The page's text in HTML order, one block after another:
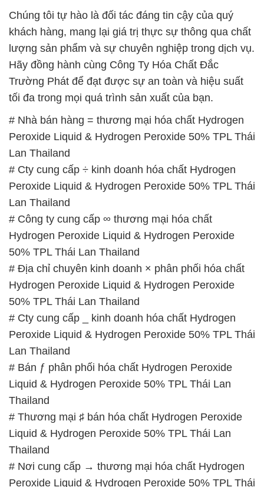
Chúng tôi tự hào là đối tác đáng tin cậy của quý
khách hàng, mang lại giá trị thực sự thông qua chất
lượng sản phẩm và sự chuyên nghiệp trong dịch vụ.
Hãy đồng hành cùng Công Ty Hóa Chất Đắc
Trường Phát để đạt được sự an toàn và hiệu suất
tối đa trong mọi quá trình sản xuất của bạn.
# Nhà bán hàng = thương mại hóa chất Hydrogen
Peroxide Liquid & Hydrogen Peroxide 50% TPL Thái
Lan Thailand
# Cty cung cấp ÷ kinh doanh hóa chất Hydrogen
Peroxide Liquid & Hydrogen Peroxide 50% TPL Thái
Lan Thailand
# Công ty cung cấp ∞ thương mại hóa chất
Hydrogen Peroxide Liquid & Hydrogen Peroxide
50% TPL Thái Lan Thailand
# Địa chỉ chuyên kinh doanh × phân phối hóa chất
Hydrogen Peroxide Liquid & Hydrogen Peroxide
50% TPL Thái Lan Thailand
# Cty cung cấp _ kinh doanh hóa chất Hydrogen
Peroxide Liquid & Hydrogen Peroxide 50% TPL Thái
Lan Thailand
# Bán ƒ phân phối hóa chất Hydrogen Peroxide
Liquid & Hydrogen Peroxide 50% TPL Thái Lan
Thailand
# Thương mại ♯ bán hóa chất Hydrogen Peroxide
Liquid & Hydrogen Peroxide 50% TPL Thái Lan
Thailand
# Nơi cung cấp → thương mại hóa chất Hydrogen
Peroxide Liquid & Hydrogen Peroxide 50% TPL Thái